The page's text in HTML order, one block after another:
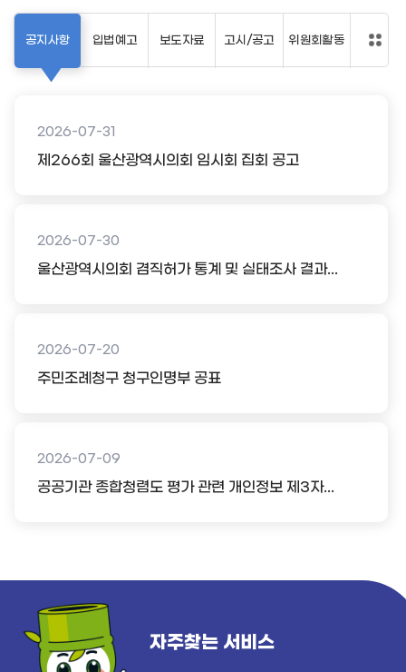
공지사항
2026-07-31
제266회 울산광역시의회 임시회 집회 공고
2026-07-30
울산광역시의회 겸직허가 통계 및 실태조사 결과...
2026-07-20
주민조례청구 청구인명부 공표
2026-07-09
공공기관 종합청렴도 평가 관련 개인정보 제3자...
입법예고 보도자료 고시/공고 위원회활동
자주찾는 서비스